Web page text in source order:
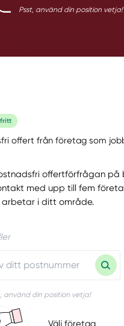
Psst, använd din position vetja!
offert från företag som
offertförfrågan
med upp till fem
arbetar i ditt område.
använd din position vetja!
Välj företag